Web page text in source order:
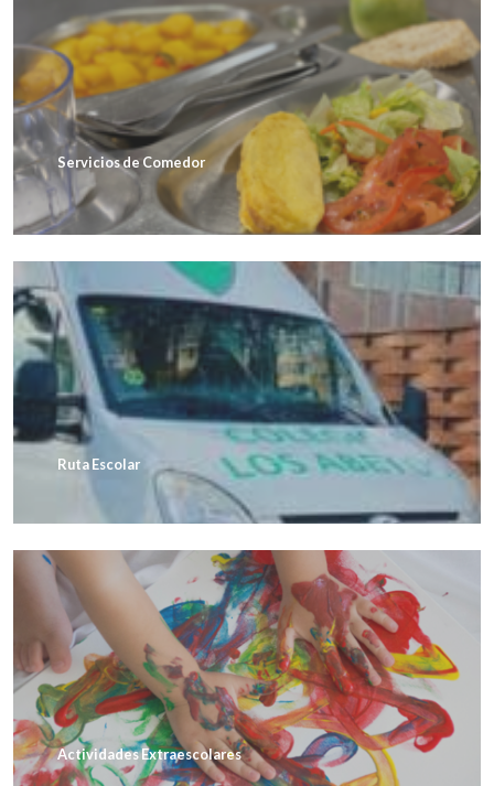
Servicios de Comedor
Ruta Escolar
Actividades Extraescolares